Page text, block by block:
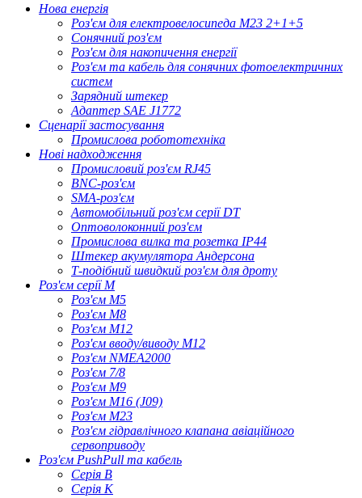
Нова енергія
Роз'єм для електровелосипеда M23 2+1+5
Сонячний роз'єм
Роз'єм для накопичення енергії
Роз'єм та кабель для сонячних фотоелектричних
систем
Зарядний штекер
Адаптер SAE J1772
Сценарії застосування
Промислова робототехніка
Нові надходження
Промисловий роз'єм RJ45
BNC-роз'єм
SMA-роз'єм
Автомобільний роз'єм серії DT
Оптоволоконний роз'єм
Промислова вилка та розетка IP44
Штекер акумулятора Андерсона
Т-подібний швидкий роз'єм для дроту
Роз'єм серії M
Роз'єм M5
Роз'єм M8
Роз'єм M12
Роз'єм вводу/виводу M12
Роз'єм NMEA2000
Роз'єм 7/8
Роз'єм M9
Роз'єм M16 (J09)
Роз'єм M23
Роз'єм гідравлічного клапана авіаційного
сервоприводу
Роз'єм PushPull та кабель
Серія B
Серія К